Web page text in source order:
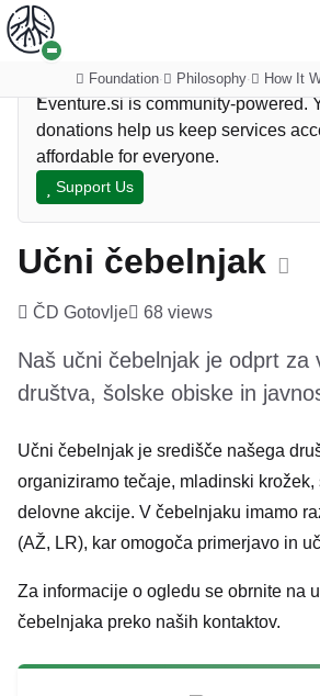
Foundation· Philosophy· How It
Eventure.si is community-powered.
donations help us keep services
affordable for everyone.
Support Us
Učni čebelnjak
ČD Gotovlje 68 views
Naš učni čebelnjak je odprt za
društva, šolske obiske in
Učni čebelnjak je središče našega
organiziramo tečaje, mladinski
delovne akcije. V čebelnjaku imamo
(AŽ, LR), kar omogoča primerjavo in
Za informacije o ogledu se obrnite na
čebelnjaka preko naših kontaktov.